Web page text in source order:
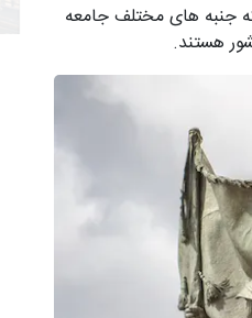
جنبه های مختلف جامعه
هستند.